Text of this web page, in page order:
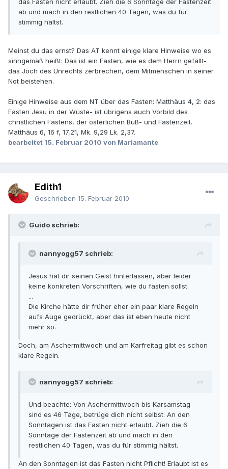
das Fasten nicht erlaubt. Zieh die 6 Sonntage der Fastenzeit
ab und mach in den restlichen 40 Tagen, was du für
stimmig hältst.
Meinst du das ernst? Das AT kennt einige klare Hinweise wo es
sinngemäß heißt: Das ist ein Fasten, wie es dem Herrn gefällt-
das Joch des Unrechts zerbrechen, dem Mitmenschen in seiner
Not beistehen.
Einige Hinweise aus dem NT über das Fasten: Matthäus 4, 2: das
Fasten Jesu in der Wüste- ist übrigens auch Vorbild des
christlichen Fastens, der österlichen Buß- und Fastenzeit.
Matthäus 6, 16 f, 17,21, Mk. 9,29 Lk. 2,37.
bearbeitet 15. Februar 2010 von Mariamante
Edith1
Geschrieben 15. Februar 2010
Guido schrieb:
nannyogg57 schrieb:
Jesus hat dir seinen Geist hinterlassen, aber leider
keine konkreten Vorschriften, wie du fasten sollst.
...
Die Kirche hätte dir früher eher ein paar klare Regeln
aufs Auge gedrückt, aber das ist eben heute nicht
mehr so.
Doch, am Aschermittwoch und am Karfreitag gibt es schon
klare Regeln.
nannyogg57 schrieb:
Und beachte: Von Aschermittwoch bis Karsamstag
sind es 46 Tage, betrüge dich nicht selbst: An den
Sonntagen ist das Fasten nicht erlaubt. Zieh die 6
Sonntage der Fastenzeit ab und mach in den
restlichen 40 Tagen, was du für stimmig hältst.
An den Sonntagen ist das Fasten nicht Pflicht! Erlaubt ist es